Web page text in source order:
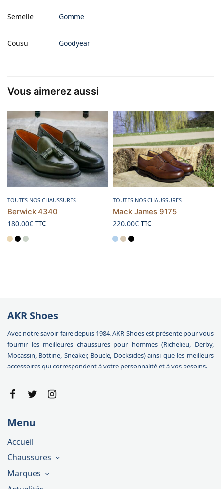
Semelle Gomme
Cousu Goodyear
Vous aimerez aussi
Choix des options
TOUTES NOS CHAUSSURES
Berwick 4340
180.00€ TTC
Choix des options
TOUTES NOS CHAUSSURES
Mack James 9175
220.00€ TTC
AKR Shoes
Avec notre savoir-faire depuis 1984, AKR Shoes est présente pour vous
fournir les meilleures chaussures pour hommes (Richelieu, Derby,
Mocassin, Bottine, Sneaker, Boucle, Docksides) ainsi que les meilleurs
accessoires qui correspondent à votre personnalité et à vos besoins.
Menu
Accueil
Chaussures
Marques